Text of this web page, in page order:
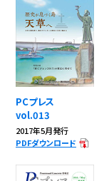
PCプレス
vol.013
2017年5月発行
PDFダウンロード